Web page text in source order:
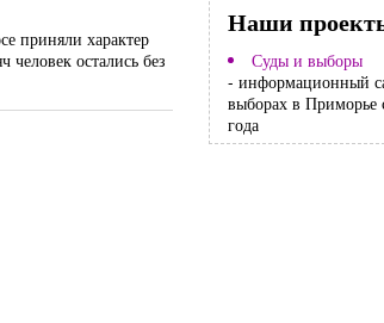
приняли характер
остались без
Наши
Суды и выборы
- информационный
выборах в Приморье
года